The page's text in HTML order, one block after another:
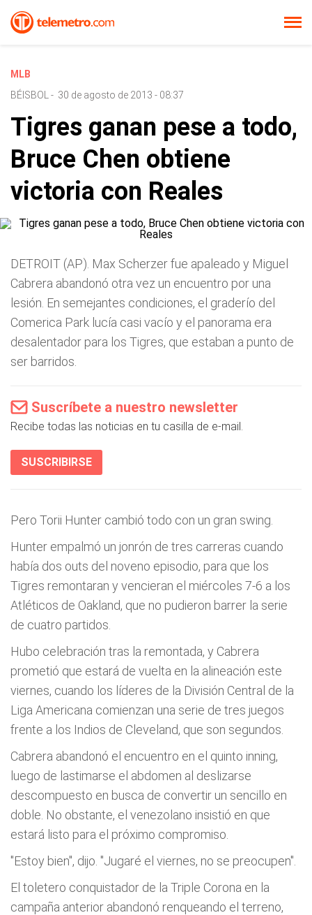
MLB
BÉISBOL
- 30 de agosto de 2013 - 08:37
Tigres ganan pese a todo,
Bruce Chen obtiene
victoria con Reales
DETROIT (AP). Max Scherzer fue apaleado y Miguel
Cabrera abandonó otra vez un encuentro por una
lesión. En semejantes condiciones, el graderío del
Comerica Park lucía casi vacío y el panorama era
desalentador para los Tigres, que estaban a punto de
ser barridos.
Suscríbete a nuestro newsletter
Recibe todas las noticias en tu casilla de e-mail.
SUSCRIBIRSE
Pero Torii Hunter cambió todo con un gran swing.
Hunter empalmó un jonrón de tres carreras cuando
había dos outs del noveno episodio, para que los
Tigres remontaran y vencieran el miércoles 7-6 a los
Atléticos de Oakland, que no pudieron barrer la serie
de cuatro partidos.
Hubo celebración tras la remontada, y Cabrera
prometió que estará de vuelta en la alineación este
viernes, cuando los líderes de la División Central de la
Liga Americana comienzan una serie de tres juegos
frente a los Indios de Cleveland, que son segundos.
Cabrera abandonó el encuentro en el quinto inning,
luego de lastimarse el abdomen al deslizarse
descompuesto en busca de convertir un sencillo en
doble. No obstante, el venezolano insistió en que
estará listo para el próximo compromiso.
"Estoy bien", dijo. "Jugaré el viernes, no se preocupen".
El toletero conquistador de la Triple Corona en la
campaña anterior abandonó renqueando el terreno,